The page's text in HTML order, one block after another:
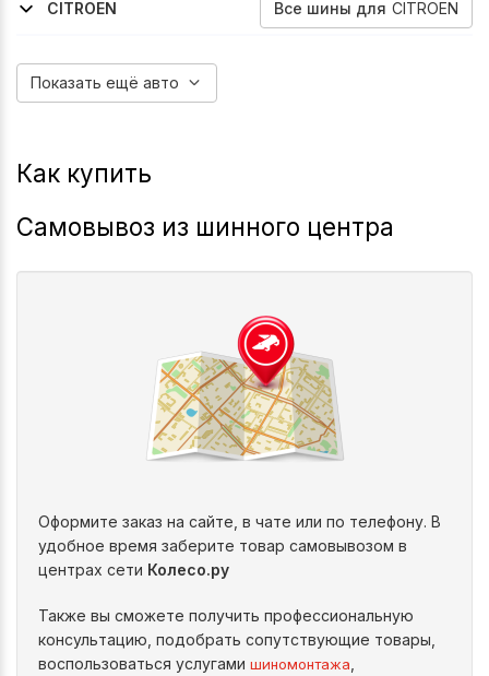
CITROEN
Все шины для CITROEN
Показать ещё авто
Как купить
Самовывоз из шинного центра
Оформите заказ на сайте, в чате или по телефону. В
удобное время заберите товар самовывозом в
центрах сети Колесо.ру
Также вы сможете получить профессиональную
консультацию, подобрать сопутствующие товары,
воспользоваться услугами шиномонтажа